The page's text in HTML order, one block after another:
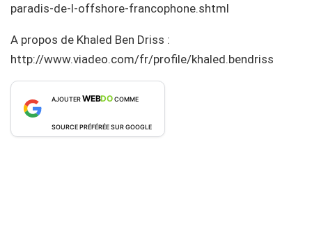
paradis-de-l-offshore-francophone.shtml
A propos de Khaled Ben Driss :
http://www.viadeo.com/fr/profile/khaled.bendriss
AJOUTERWEBDOCOMME
SOURCE PRÉFÉRÉE SUR GOOGLE